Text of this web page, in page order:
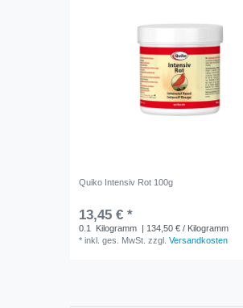
Quiko Intensiv Rot 100g
13,45 € *
0.1 Kilogramm | 134,50 € / Kilogramm
*inkl. ges. MwSt. zzgl.Versandkosten